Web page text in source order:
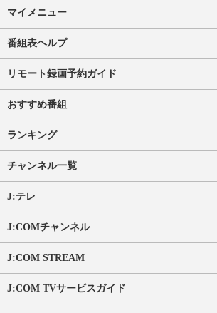
マイメニュー
番組表ヘルプ
リモート録画予約ガイド
おすすめ番組
ランキング
チャンネル一覧
J:テレ
J:COMチャンネル
J:COM STREAM
J:COM TVサービスガイド